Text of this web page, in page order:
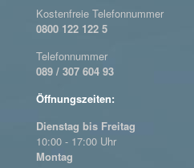
Kostenfreie Telefonnummer
0800 122 122 5
Telefonnummer
089 / 307 604 93
Öffnungszeiten:
Dienstag bis Freitag
10:00 - 17:00 Uhr
Montag